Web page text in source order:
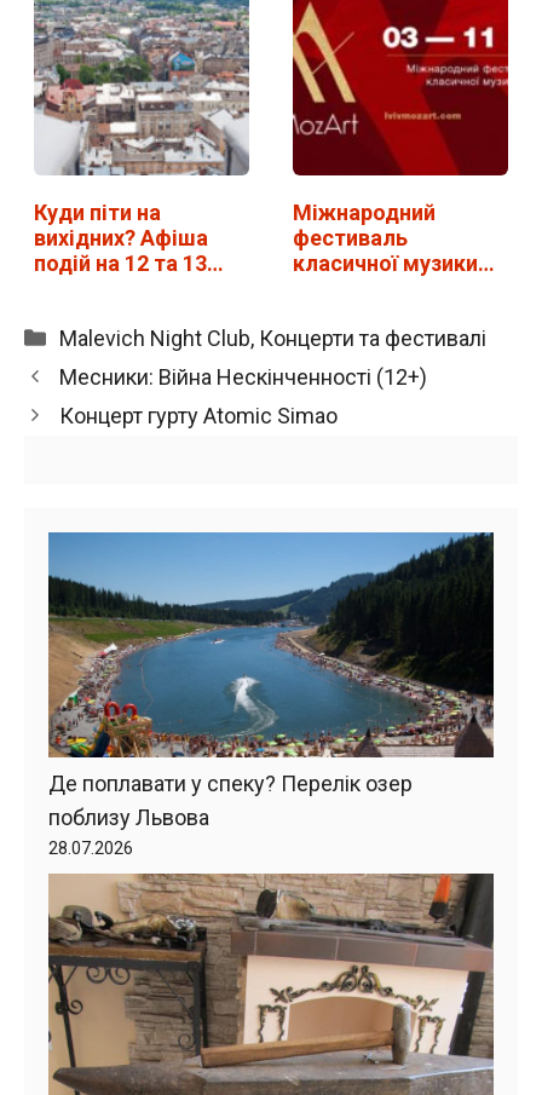
Куди піти на
вихідних? Афіша
подій на 12 та 13…
Міжнародний
фестиваль
класичної музики
Категорії
Malevich Night Club, Концерти та фестивалі
Месники: Війна Нескінченності (12+)
Концерт гурту Atomic Simao
Де поплавати у спеку? Перелік озер
поблизу Львова
28.07.2026